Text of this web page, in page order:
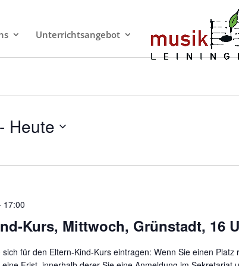
Unterrichtsangebot
- Heute
Kurs, Mittwoch, Grünstadt, 16
17:00
sich für den Eltern-Kind-Kurs eintragen: Wenn Sie einen Platz